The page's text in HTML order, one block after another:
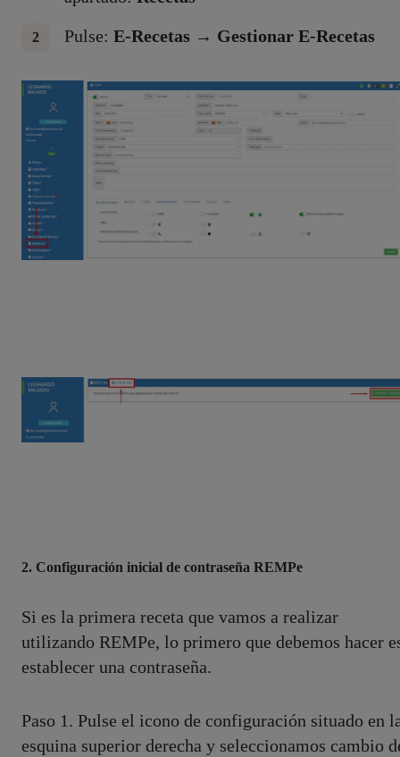
Pulse: E-Recetas → Gestionar E-Recetas
2. Configuración inicial de contraseña REMPe
Si es la primera receta que vamos a realizar
utilizando REMPe, lo primero que debemos hacer
establecer una contraseña.
Paso 1. Pulse el icono de configuración situado en
esquina superior derecha y seleccionamos cambio